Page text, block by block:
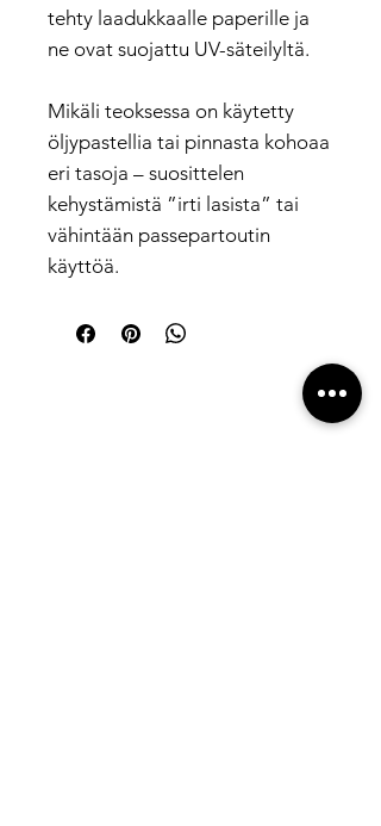
tehty laadukkaalle paperille ja
ne ovat suojattu UV-säteilyltä.
Mikäli teoksessa on käytetty
öljypastellia tai pinnasta kohoaa
eri tasoja – suosittelen
kehystämistä ”irti lasista” tai
vähintään passepartoutin
käyttöä.